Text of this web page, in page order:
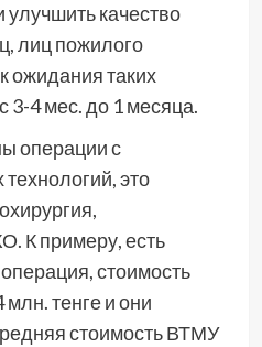
улучшить качество
лиц пожилого
ожидания таких
3-4 мес. до 1 месяца.
операции с
это
К примеру, есть
стоимость
тенге и они
стоимость ВТМУ